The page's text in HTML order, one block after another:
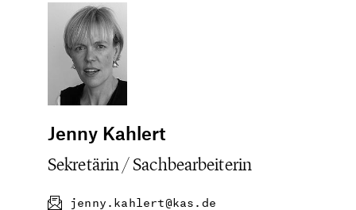
Jenny Kahlert
Sekretärin / Sachbearbeiterin
jenny.kahlert@kas.de